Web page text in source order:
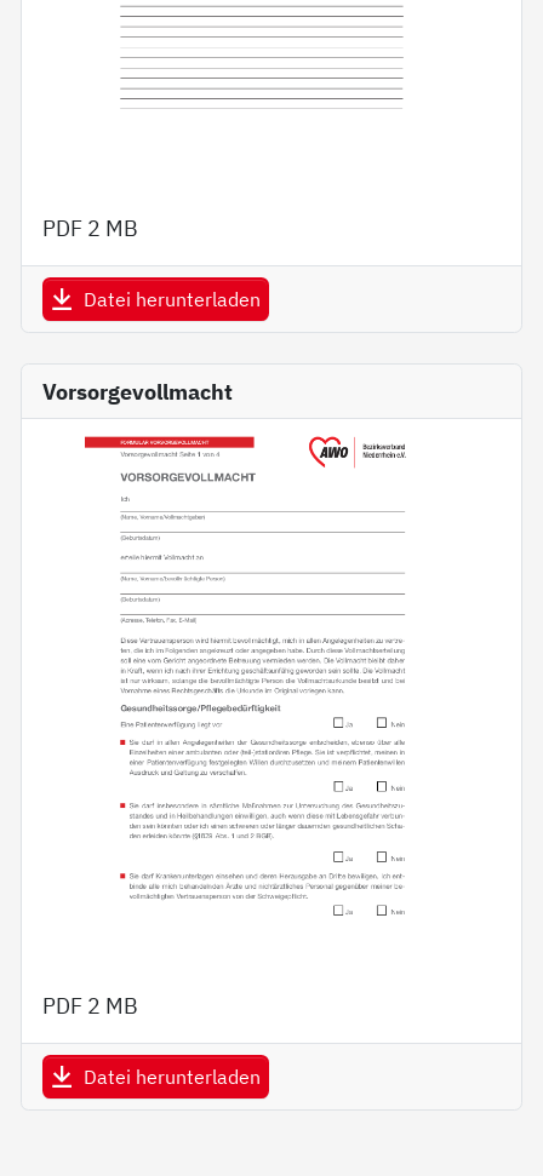
PDF 2 MB
Datei herunterladen
Vorsorgevollmacht
PDF 2 MB
Datei herunterladen